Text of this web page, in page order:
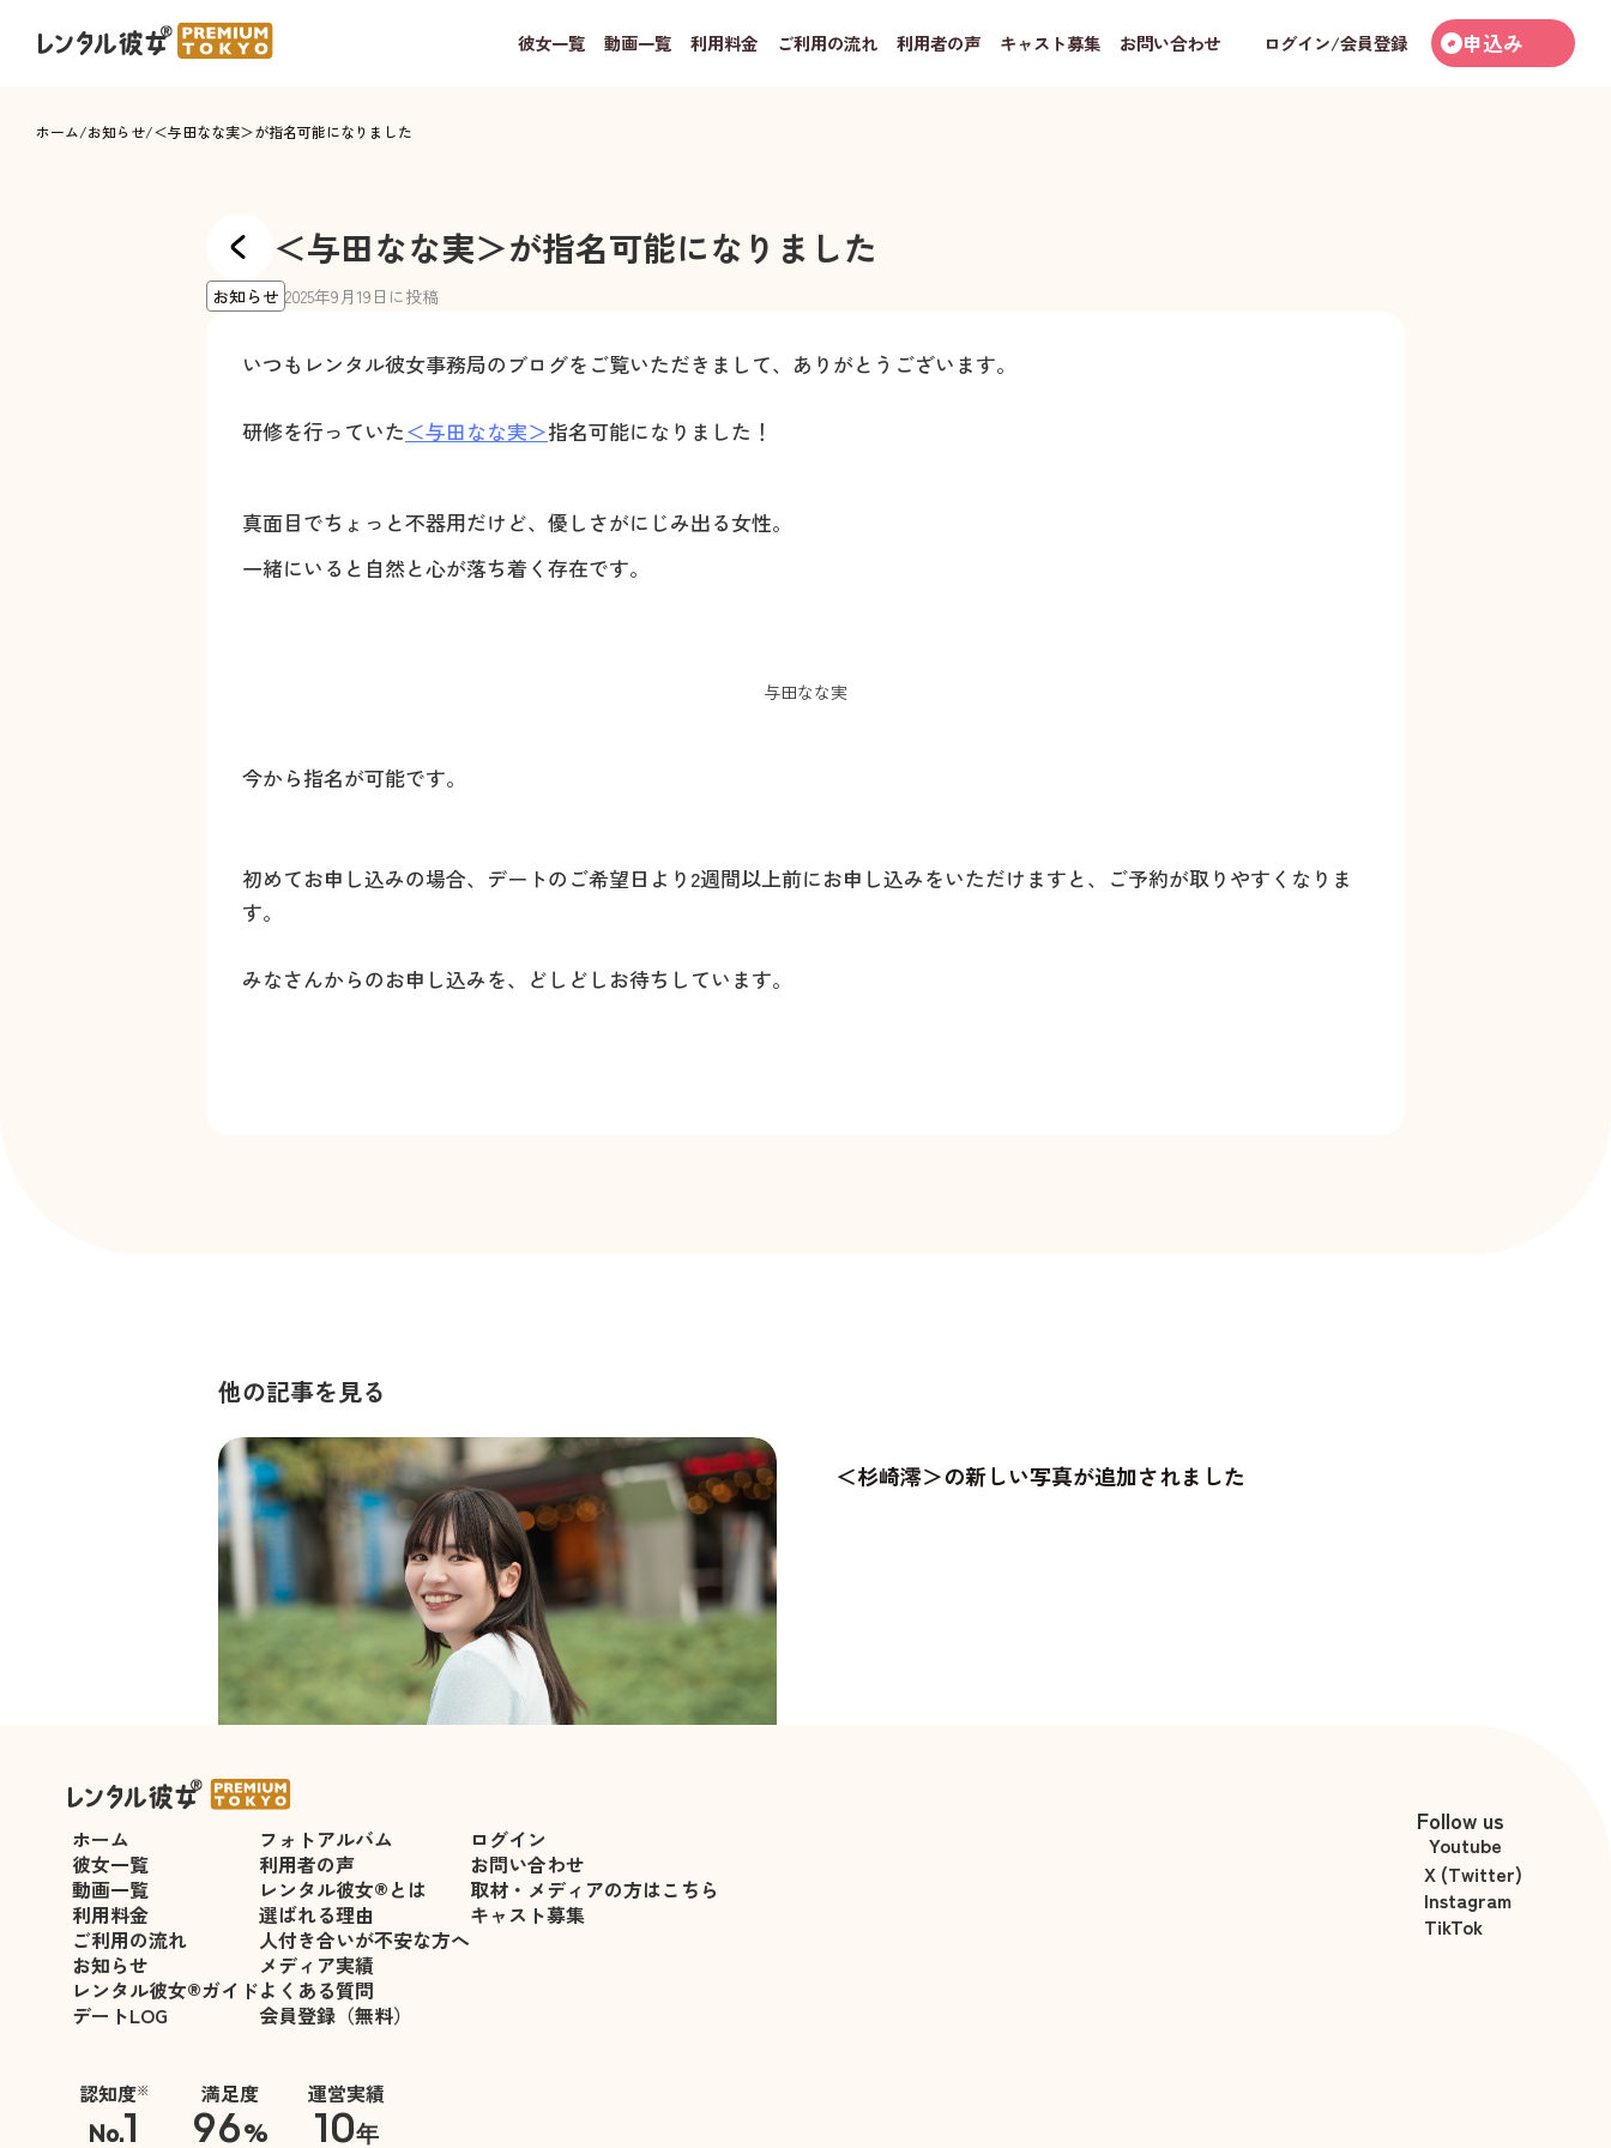
彼女一覧 動画一覧 利用料金 ご利用の流れ 利用者の声 キャスト募集 お問い合わせ ログイン/会員登録 申込み
ホーム/お知らせ/＜与田なな実＞が指名可能になりました
＜与田なな実＞が指名可能になりました
お知らせ 2025年9月 19 日に投稿
いつもレンタル彼女事務局のブログをご覧いただきまして、ありがとうございます。
研修を行っていた＜与田なな実＞指名可能になりました！
真面目でちょっと不器用だけど、優しさがにじみ出る女性。
一緒にいると自然と心が落ち着く存在です。
与田なな実
今から指名が可能です。
初めてお申し込みの場合、デートのご希望日より2週間以上前にお申し込みをいただけますと、ご予約が取りやすくなりま
す。
みなさんからのお申し込みを、どしどしお待ちしています。
他の記事を見る
＜杉崎澪＞の新しい写真が追加されました
ホーム
彼女一覧
動画一覧
利用料金
ご利用の流れ
お知らせ
レンタル彼女®ガイド
デートLOG
フォトアルバム
利用者の声
レンタル彼女®とは
選ばれる理由
人付き合いが不安な方へ
メディア実績
よくある質問
会員登録（無料）
ログイン
お問い合わせ
取材・メディアの方はこちら
キャスト募集
認知度※
No.1
満足度
96%
運営実績
10年
Follow us
Youtube
X (Twitter)
Instagram
TikTok